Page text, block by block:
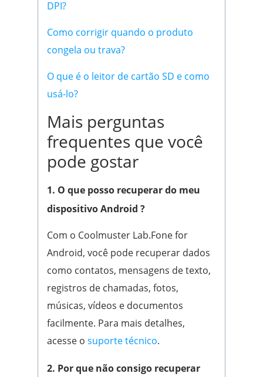
DPI?
Como corrigir quando o produto
congela ou trava?
O que é o leitor de cartão SD e como
usá-lo?
Mais perguntas
frequentes que você
pode gostar
1. O que posso recuperar do meu
dispositivo Android ?
Com o Coolmuster Lab.Fone for
Android, você pode recuperar dados
como contatos, mensagens de texto,
registros de chamadas, fotos,
músicas, vídeos e documentos
facilmente. Para mais detalhes,
acesse o suporte técnico.
2. Por que não consigo recuperar